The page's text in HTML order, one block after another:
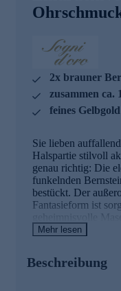
2x brauner
zusammen ca.
feines
Sie lieben
Halspartie stilvoll
genau richtig: Die
funkelnden
bestückt. Der
Fantasieform ist
geheimnisvolle
Bernsteine sind
Rahmen für Ihr
Mehr lesen
Beschreibung